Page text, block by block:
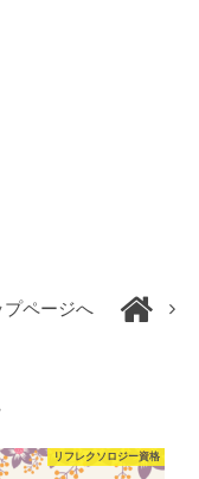
プページへ
リフレクソロジー資格